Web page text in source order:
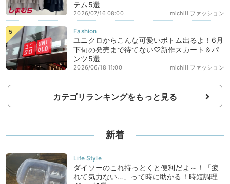
テム5選
michill ファッション
2026/07/16 08:00
ユニクロからこんな可愛いボトム出るよ！6月
下旬の発売まで待てない♡新作スカート＆パ
ンツ5選
michill ファッション
2026/06/18 11:00
カテゴリランキングをもっと見る
新着
ダイソーのこれ持っとくと便利だよ～！「疲
れて気力ない…」って時に助かる！時短調理